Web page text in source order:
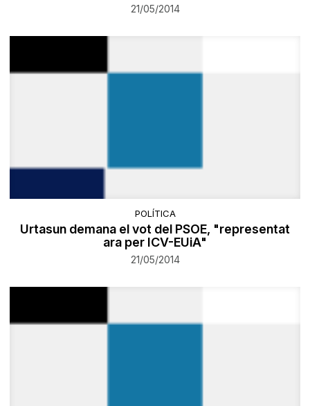
21/05/2014
POLÍTICA
Urtasun demana el vot del PSOE, "representat
ara per ICV-EUiA"
21/05/2014